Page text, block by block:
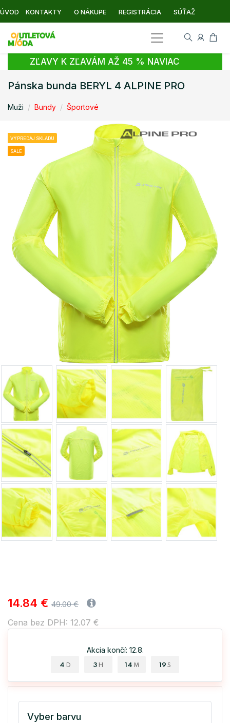
ÚVOD KONTAKTY O NÁKUPE REGISTRÁCIA SÚŤAŽ
ZĽAVY K ZĽAVÁM AŽ 45 % NAVIAC
Pánska bunda BERYL 4 ALPINE PRO
Muži Bundy Športové
VÝPREDAJ SKLADU
SALE
14.84 € 49.00 €
Cena bez DPH: 12.07 €
Akcia končí: 12.8.
4 D 3 H 14 M 19 S
Vyber barvu